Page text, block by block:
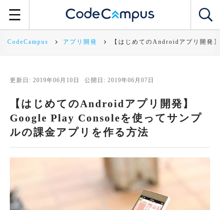
CodeCampus アプリ開発 【はじめてのAndroidアプリ開発
更新日: 2019年06月10日 公開日: 2019年06月07日
【はじめてのAndroidアプリ開発】
Google Play Consoleを使ってサンプ
ルの課金アプリを作る方法